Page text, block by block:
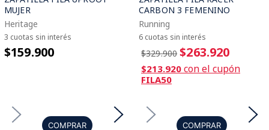
MUJER
Heritage
3 cuotas sin interés
$159.900
CARBON 3 FEMENINO
Running
6 cuotas sin interés
$329.900 $263.920
$213.920 con el cupón
FILA50
COMPRAR COMPRAR